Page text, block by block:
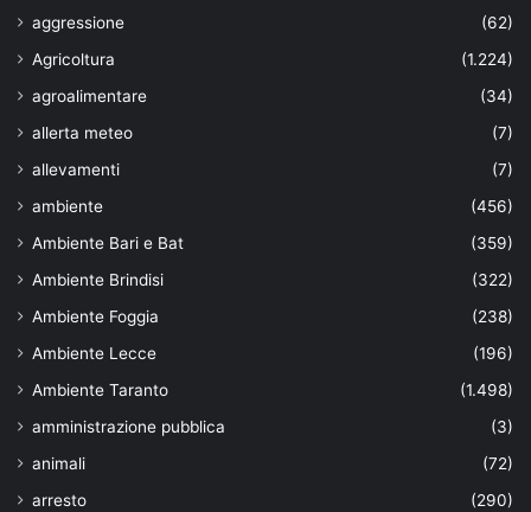
aggressione
(62)
Agricoltura
(1.224)
agroalimentare
(34)
allerta meteo
(7)
allevamenti
(7)
ambiente
(456)
Ambiente Bari e Bat
(359)
Ambiente Brindisi
(322)
Ambiente Foggia
(238)
Ambiente Lecce
(196)
Ambiente Taranto
(1.498)
amministrazione pubblica
(3)
animali
(72)
arresto
(290)